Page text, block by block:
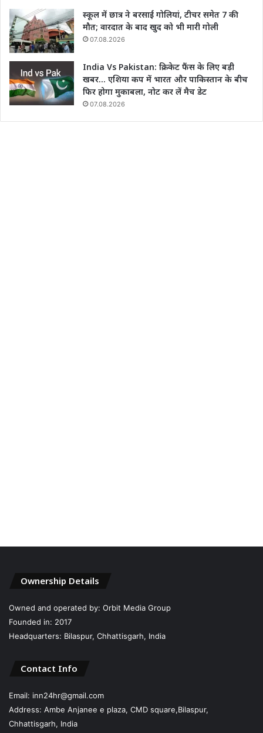
स्कूल में छात्र ने बरसाईं गोलियां, टीचर समेत 7 की
मौत; वारदात के बाद खुद को भी मारी गोली
07.08.2026
India Vs Pakistan: क्रिकेट फैंस के लिए बड़ी
खबर… एशिया कप में भारत और पाकिस्तान के बीच
फिर होगा मुकाबला, नोट कर लें मैच डेट
07.08.2026
Ownership Details
Owned and operated by: Orbit Media Group
Founded in: 2017
Headquarters: Bilaspur, Chhattisgarh, India
Contact Info
Email: inn24hr@gmail.com
Address: Ambe Anjanee e plaza, CMD square,Bilaspur,
Chhattisgarh, India